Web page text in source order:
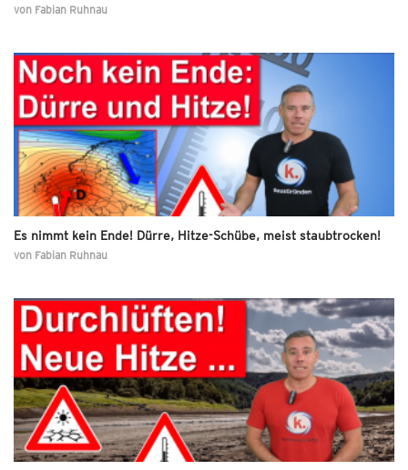
von Fabian Ruhnau
Es nimmt kein Ende! Dürre, Hitze-Schübe, meist staubtrocken!
von Fabian Ruhnau